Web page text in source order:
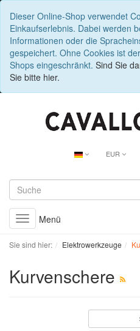
Dieser Online-Shop verwendet
Einkaufserlebnis. Dabei werden
Informationen oder die
gespeichert. Ohne Cookies ist
Shops eingeschränkt. Sind Sie
Sie bitte hier.
EUR
Toggle
navigation
Menü
Sie sind hier: Elektrowerkzeuge
Kurvenschere